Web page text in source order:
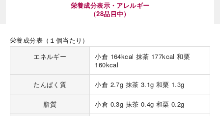
栄養成分表示・アレルギー
（28品目中）
栄養成分表（１個当たり）
エネルギー
小倉 164kcal 抹茶 177kcal 和栗
160kcal
たんぱく質 小倉 2.7g 抹茶 3.1g 和栗 1.3g
脂質 小倉 0.3g 抹茶 0.4g 和栗 0.2g
海外 Overseas shops
Indonesia
Singapore
UAE
Thailand